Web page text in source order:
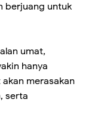
berjuang untuk
umat,
hanya
merasakan
serta